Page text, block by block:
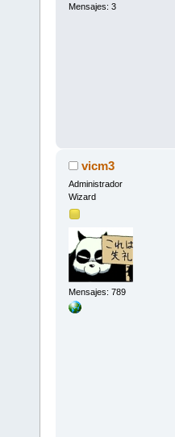
Mensajes: 3
vicm3
Administrador
Wizard
Mensajes: 789